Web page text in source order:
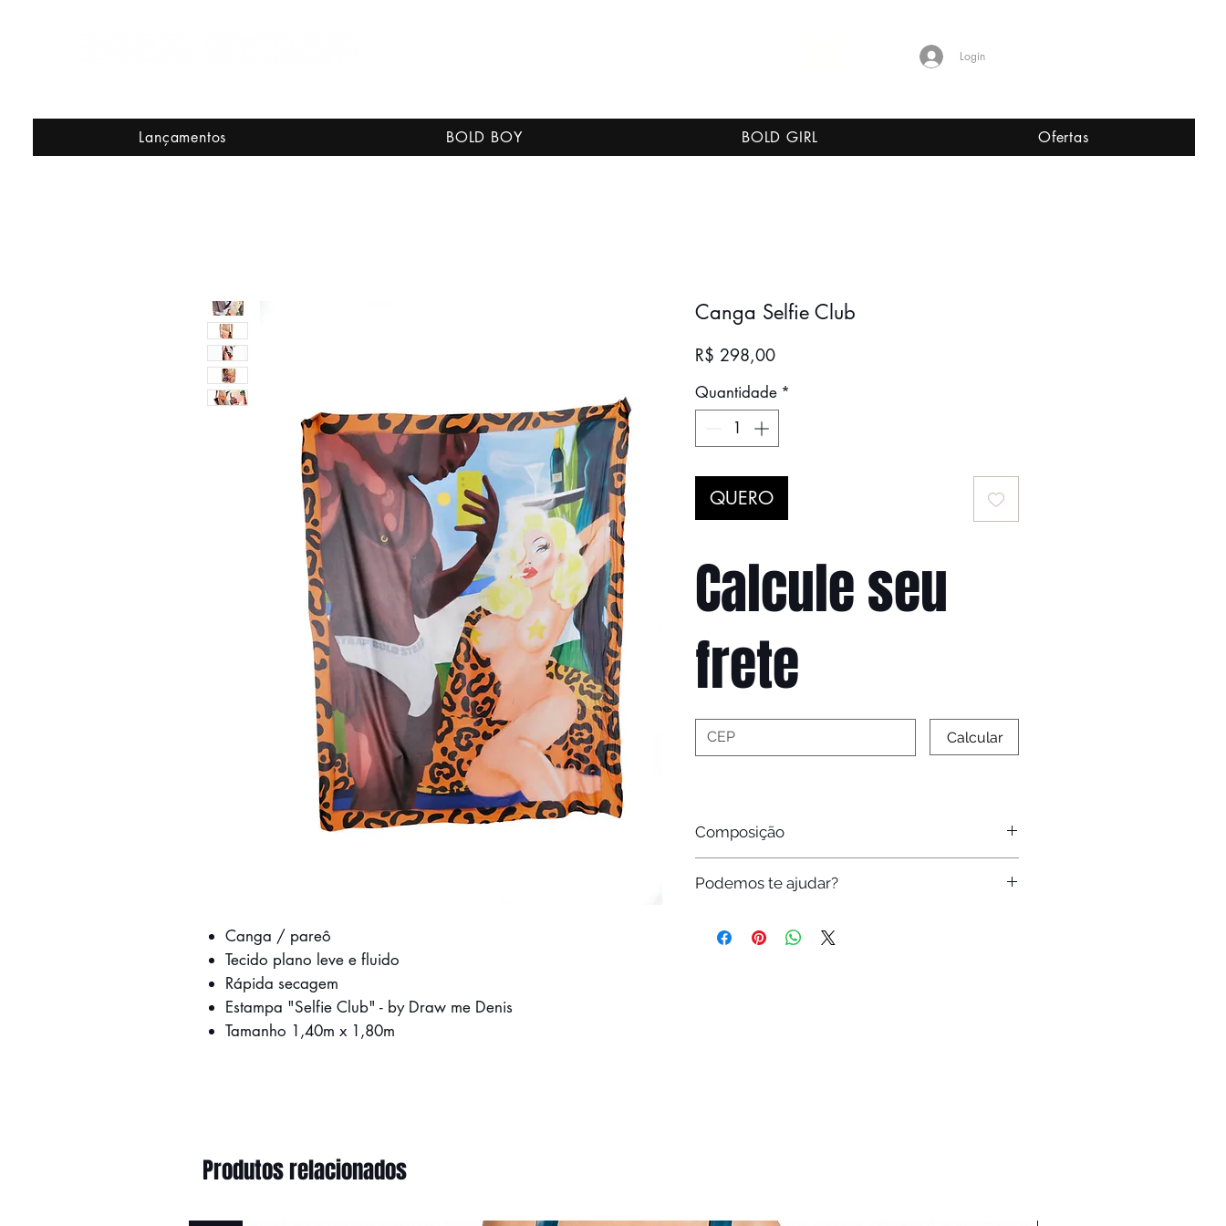
Login
Lançamentos BOLD BOY BOLD GIRL Ofertas
Canga / pareô
Tecido plano leve e fluido
Rápida secagem
Estampa "Selfie Club" - by Draw me Denis
Tamanho 1,40m x 1,80m
Canga Selfie Club
R$ 298,00Preço
Quantidade *
QUERO
Calcule seu
frete
Calcular
Composição
6% Elastano
Podemos te ajudar?
peça? Fale com a gente:
Produtos relacionados